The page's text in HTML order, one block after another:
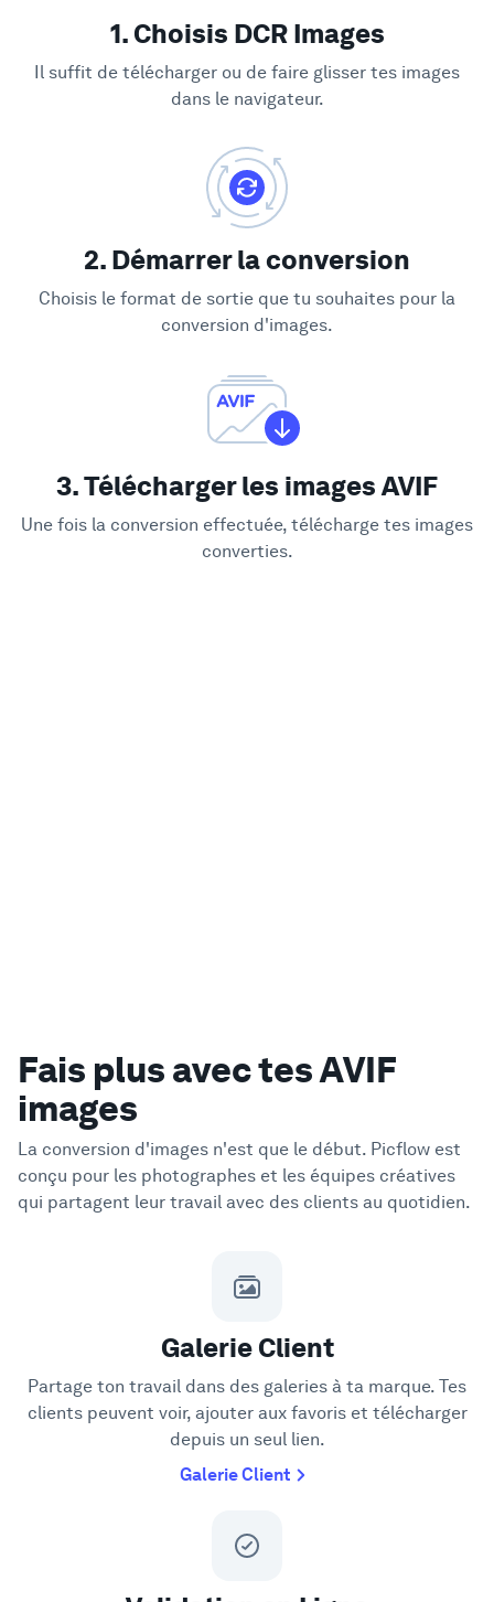
1. Choisis DCR Images
Il suffit de télécharger ou de faire glisser tes images
dans le navigateur.
2. Démarrer la conversion
Choisis le format de sortie que tu souhaites pour la
conversion d'images.
3. Télécharger les images AVIF
Une fois la conversion effectuée, télécharge tes images
converties.
Fais plus avec tes AVIF
images
La conversion d'images n'est que le début. Picflow est
conçu pour les photographes et les équipes créatives
qui partagent leur travail avec des clients au quotidien.
Galerie Client
Partage ton travail dans des galeries à ta marque. Tes
clients peuvent voir, ajouter aux favoris et télécharger
depuis un seul lien.
Galerie Client